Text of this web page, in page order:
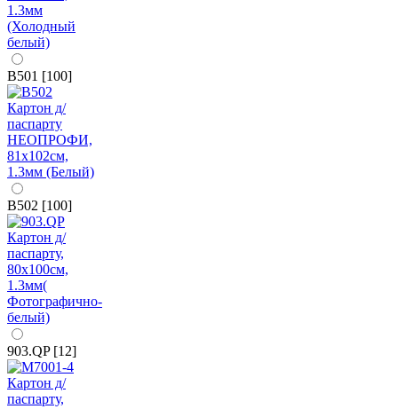
B501 [100]
B502 [100]
903.QP [12]